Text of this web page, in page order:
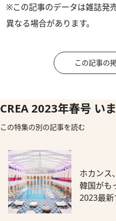
※この記事のデータは雑誌発
異なる場合があります。
この記事の
CREA 2023年春号 い
この特集の別の記事を読む
ホカンス
韓国がも
2023最新